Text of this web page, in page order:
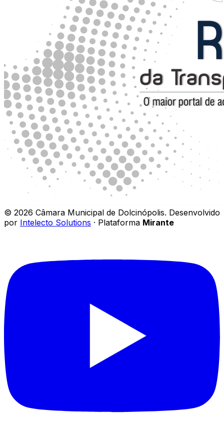
© 2026 Câmara Municipal de Dolcinópolis. Desenvolvido
por Intelecto Solutions · Plataforma Mirante